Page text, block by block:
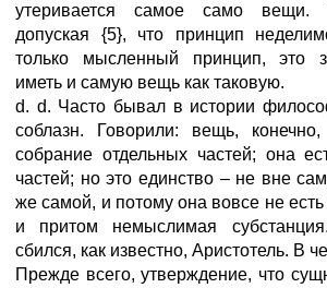
утеривается сaмое самo вещи.
допуская {5}, что принцип
только мысленный принцип, это
иметь и самую вещь как таковую.
d. d. Часто бывал в истории
соблазн. Говорили: вещь,
собрание отдельных частей; она
частей; но это единство – не вне
же самой, и потому она вовсе не есть
и притом немыслимая
сбился, как известно, Аристотель. В
Прежде всего, утверждение, что